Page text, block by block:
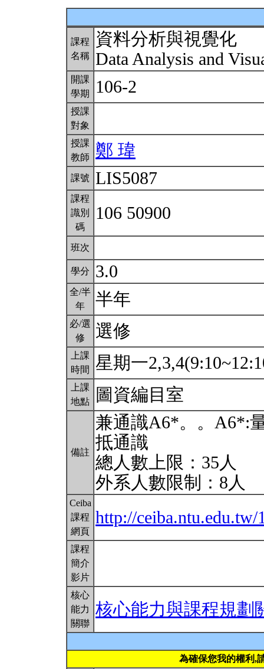
課程
名稱
資料分析與視覺化
Data Analysis and
開課
學期
106-2
授課
對象
授課
教師
鄭 瑋
課號 LIS5087
課程
識別
碼
106 50900
班次
學分 3.0
全/半
年
半年
必/選
修
選修
上課
時間
星期一
上課
地點
圖資編目室
備註
兼通識A6*。。A6*:
抵通識
總人數上限：35人
外系人數限制：8人
Ceiba
課程
網頁
http://
課程
簡介
影片
核心
能力
關聯
核心能力與課程規劃
為確保您我的權利,